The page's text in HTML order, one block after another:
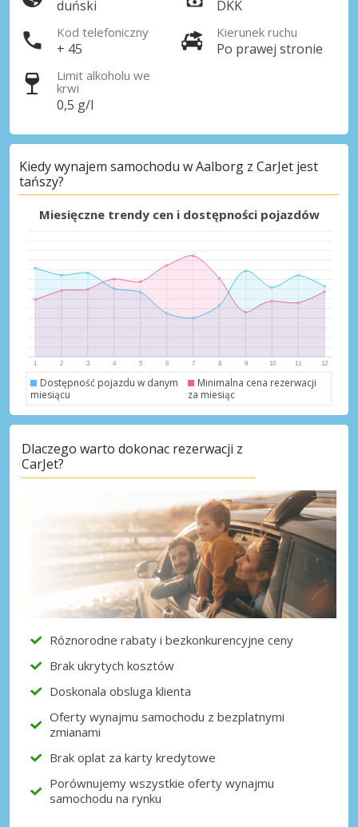
duński DKK
Kod telefoniczny
+ 45
Kierunek ruchu
Po prawej stronie
Limit alkoholu we
krwi
0,5 g/l
Kiedy wynajem samochodu w Aalborg z CarJet jest
tańszy?
Miesięczne trendy cen i dostępności pojazdów
Dostępność pojazdu w danym
miesiącu
Minimalna cena rezerwacji
za miesiąc
Dlaczego warto dokonac rezerwacji z
CarJet?
Róznorodne rabaty i bezkonkurencyjne ceny
Brak ukrytych kosztów
Doskonala obsluga klienta
Oferty wynajmu samochodu z bezplatnymi
zmianami
Brak oplat za karty kredytowe
Porównujemy wszystkie oferty wynajmu
samochodu na rynku
Najlepsze oszczędności
Uzyskaj dostęp do ekskluzywnych ofert
partnerów
Zaloguj się przez eLink